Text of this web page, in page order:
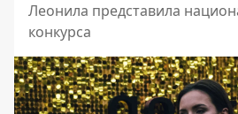
Леонила представила
конкурса